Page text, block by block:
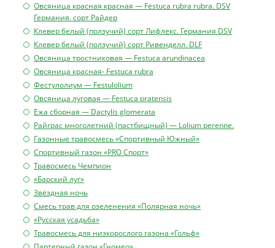
Овсяница красная красная — Festuca rubra rubra. DSV
Германия. сорт Райдер
Клевер белый (ползучий) сорт Лифлекс. Германия DSV
Клевер белый (ползучий) сорт Ривенделл. DLF
Овсяница тростниковая — Festuca arundinacea
Овсяница красная- Festuca rubra
Фестулолиум — Festulolium
Овсяница луговая — Festuca pratensis
Ежа сборная — Dactylis glomerata
Райграс многолетний (пастбищный) — Lolium perenne.
Газонные травосмесь «Спортивный Южный»
Спортивный газон «PRO Спорт»
Травосмесь Чемпион
«Барский луг»
Звёздная ночь
Смесь трав для озеленения «Полярная ночь»
«Русская усадьба»
Травосмесь для низкорослого газона «Гольф»